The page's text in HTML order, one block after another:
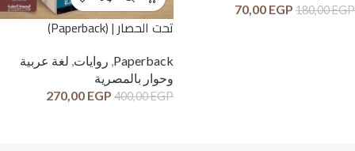
180,00EGP
70,00 EGP
تحت الحصار | (Paperback)
Paperback
, روايات, لغة عربية
وحوار بالمصرية
400,00EGP
270,00 EGP